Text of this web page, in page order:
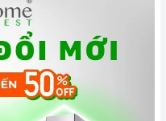
đến 385m3/h
tắc của quạt thông
thường bao gồm các bộ
ngoài, hệ thống dẫn khí,
bảng điều khiển tốc độ